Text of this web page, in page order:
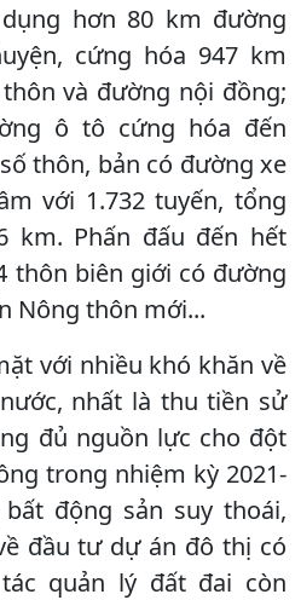
hơn 80 km đường
cứng hóa 947 km
và đường nội đồng;
ô tô cứng hóa đến
thôn, bản có đường xe
với 1.732 tuyến, tổng
km. Phấn đấu đến hết
thôn biên giới có đường
Nông thôn mới...
với nhiều khó khăn về
nhất là thu tiền sử
đủ nguồn lực cho đột
trong nhiệm kỳ 2021-
động sản suy thoái,
đầu tư dự án đô thị có
quản lý đất đai còn